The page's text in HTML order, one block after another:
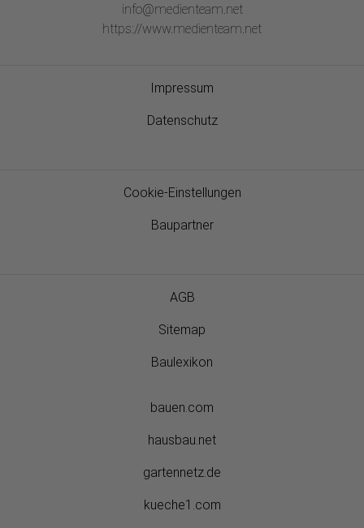
info@medienteam.net
https://www.medienteam.net
Impressum
Datenschutz
Cookie-Einstellungen
Baupartner
AGB
Sitemap
Baulexikon
bauen.com
hausbau.net
gartennetz.de
kueche1.com